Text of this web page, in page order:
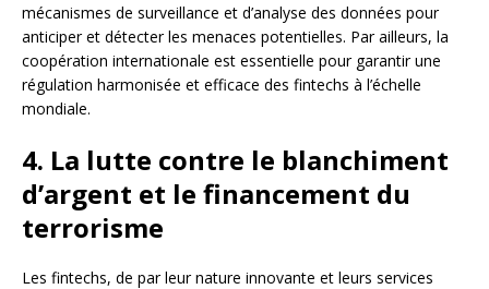
mécanismes de surveillance et d’analyse des données pour
anticiper et détecter les menaces potentielles. Par ailleurs, la
coopération internationale est essentielle pour garantir une
régulation harmonisée et efficace des fintechs à l’échelle
mondiale.
4. La lutte contre le blanchiment
d’argent et le financement du
terrorisme
Les fintechs, de par leur nature innovante et leurs services